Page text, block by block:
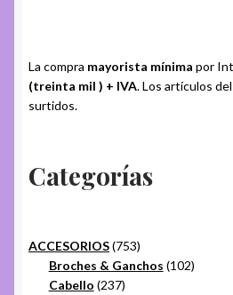
La compra mayorista mínima por
(treinta mil ) + IVA. Los artículos
surtidos.
Categorías
ACCESORIOS 753753
productos
Broches & Ganchos 102102
Cabello 237237